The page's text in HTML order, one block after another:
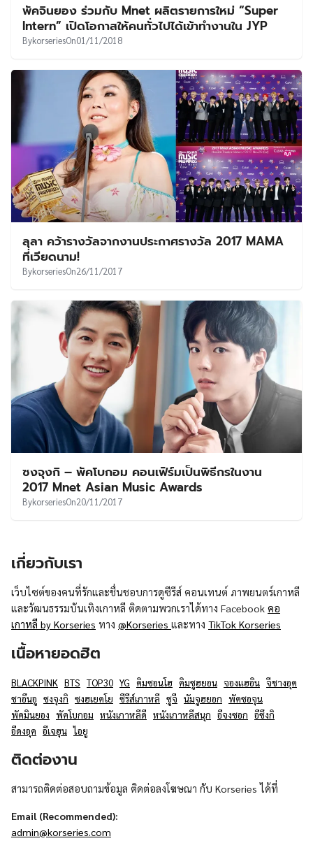
พัคจินยอง ร่วมกับ Mnet ผลิตรายการใหม่ “Super
Intern” เปิดโอกาสให้คนทั่วไปได้เข้าทำงานใน JYP
BykorseriesOn01/11/2018
ลุลา คว้ารางวัลจากงานประกาศรางวัล 2017 MAMA
ที่เวียดนาม!
BykorseriesOn26/11/2017
ซงจุงกิ – พัคโบกอม คอนเฟิร์มเป็นพิธีกรในงาน
2017 Mnet Asian Music Awards
BykorseriesOn20/11/2017
เกี่ยวกับเรา
เว็บไซต์ของคนที่รักและชื่นชอบการดูซีรีส์ คอนเทนต์ ภาพยนตร์เกาหลี
และวัฒนธรรมบันเทิงเกาหลี ติดตามพวกเราได้ทาง Facebook คอ
เกาหลี by Korseries ทาง @Korseries และทาง TikTok Korseries
เนื้อหายอดฮิต
BLACKPINK BTS TOP30 YG คิมซอนโฮ คิมซูฮยอน จองแฮอิน จีชางอุค
ชาอึนอู ซงจุงกิ ซงฮเยคโย ซีรีส์เกาหลี ซูจี นัมจูฮยอก พัคซอจุน
พัคมินยอง พัคโบกอม หนังเกาหลีดี หนังเกาหลีสนุก อีจงซอก อีซึงกิ
อีดงอุค อีเจฮุน ไอยู
ติดต่องาน
สามารถติดต่อสอบถามข้อมูล ติดต่อลงโฆษณา กับ Korseries ได้ที่
Email (Recommended):
admin@korseries.com